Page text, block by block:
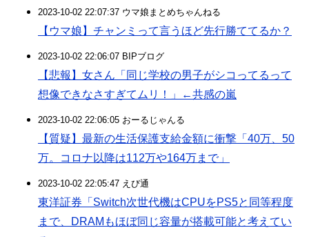
2023-10-02 22:07:37 ウマ娘まとめちゃんねる
【ウマ娘】チャンミって言うほど先行勝ててるか？
2023-10-02 22:06:07 BIPブログ
【悲報】女さん「同じ学校の男子がシコってるって
想像できなさすぎてムリ！」←共感の嵐
2023-10-02 22:06:05 おーるじゃんる
【質疑】最新の生活保護支給金額に衝撃「40万、50
万。コロナ以降は112万や164万まで」
2023-10-02 22:05:47 えび通
東洋証券「Switch次世代機はCPUをPS5と同等程度
まで、DRAMもほぼ同じ容量が搭載可能と考えてい